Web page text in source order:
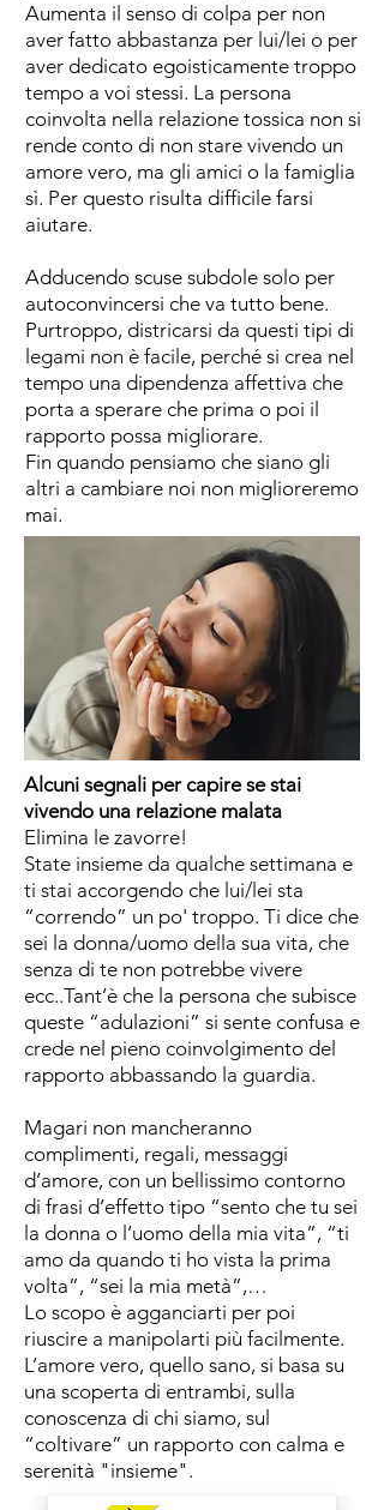
Aumenta il senso di colpa per non
aver fatto abbastanza per lui/lei o per
aver dedicato egoisticamente troppo
tempo a voi stessi. La persona
coinvolta nella relazione tossica non si
rende conto di non stare vivendo un
amore vero, ma gli amici o la famiglia
sì. Per questo risulta difficile farsi
aiutare.
Adducendo scuse subdole solo per
autoconvincersi che va tutto bene.
Purtroppo, districarsi da questi tipi di
legami non è facile, perché si crea nel
tempo una dipendenza affettiva che
porta a sperare che prima o poi il
rapporto possa migliorare.
Fin quando pensiamo che siano gli
altri a cambiare noi non miglioreremo
mai.
Alcuni segnali per capire se stai
vivendo una relazione malata
Elimina le zavorre!
State insieme da qualche settimana e
ti stai accorgendo che lui/lei sta
“correndo” un po' troppo. Ti dice che
sei la donna/uomo della sua vita, che
senza di te non potrebbe vivere
ecc..Tant’è che la persona che subisce
queste “adulazioni” si sente confusa e
crede nel pieno coinvolgimento del
rapporto abbassando la guardia.
Magari non mancheranno
complimenti, regali, messaggi
d’amore, con un bellissimo contorno
di frasi d’effetto tipo “sento che tu sei
la donna o l’uomo della mia vita”, “ti
amo da quando ti ho vista la prima
volta”, “sei la mia metà”,…
Lo scopo è agganciarti per poi
riuscire a manipolarti più facilmente.
L’amore vero, quello sano, si basa su
una scoperta di entrambi, sulla
conoscenza di chi siamo, sul
“coltivare” un rapporto con calma e
serenità "insieme".